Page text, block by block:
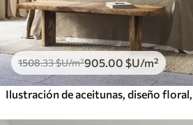
1508.33$U/m²905.00 $U/m²